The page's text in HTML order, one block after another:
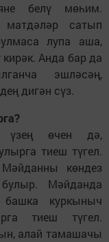
белү мөһим.
матдәләр сатып
лупа аша,
Анда бар да
эшләсәң,
дигән сүз.
үзең өчен дә,
тиеш түгел.
көндез
Мәйданда
башка куркыныч
тиеш түгел.
алай тамашачы